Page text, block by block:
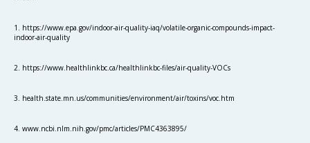
1. https://www.epa.gov/indoor-air-quality-iaq/volatile-organic-compounds-impact-
indoor-air-quality
2. https://www.healthlinkbc.ca/healthlinkbc-files/air-quality-VOCs
3. health.state.mn.us/communities/environment/air/toxins/voc.htm
4. www.ncbi.nlm.nih.gov/pmc/articles/PMC4363895/